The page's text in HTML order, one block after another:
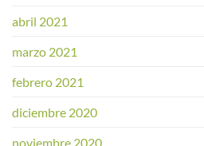
abril 2021
marzo 2021
febrero 2021
diciembre 2020
noviembre 2020